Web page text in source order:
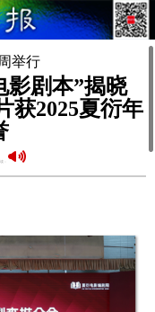
举行
影剧本”揭晓
获2025夏衍年